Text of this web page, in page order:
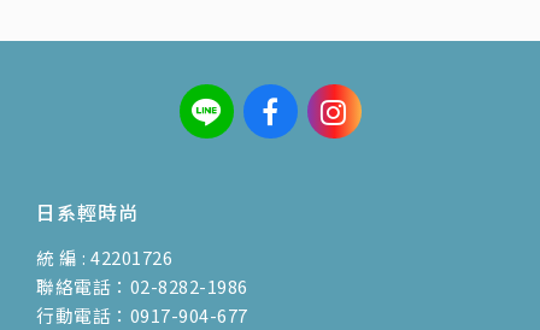
日系輕時尚
統 編 : 42201726
聯絡電話：02-8282-1986
行動電話：0917-904-677